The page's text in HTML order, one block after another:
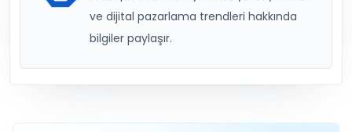
%24, Instagram’da %16 düştü; bu durum
daha pasif etkileşime doğru bir kaymaya
blog.hootsuite.com— Instagram’da